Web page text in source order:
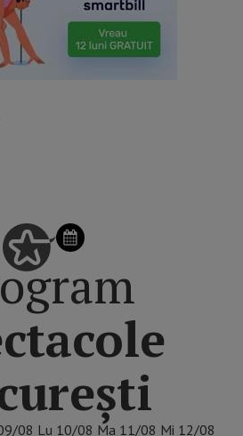
08 Lu 10/08 Ma 11/08 Mi 12/08